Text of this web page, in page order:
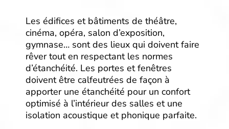
Les édifices et bâtiments de théâtre,
cinéma, opéra, salon d’exposition,
gymnase… sont des lieux qui doivent faire
rêver tout en respectant les normes
d’étanchéité. Les portes et fenêtres
doivent être calfeutrées de façon à
apporter une étanchéité pour un confort
optimisé à l’intérieur des salles et une
isolation acoustique et phonique parfaite.